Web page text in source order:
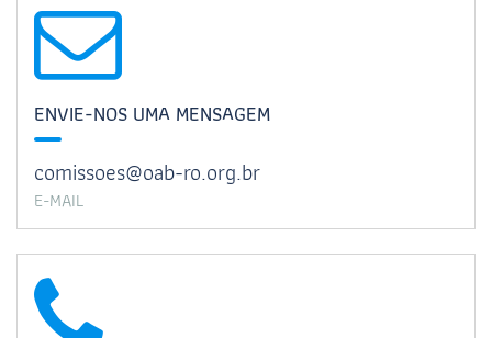
ENVIE-NOS UMA MENSAGEM
comissoes@oab-ro.org.br
E-MAIL